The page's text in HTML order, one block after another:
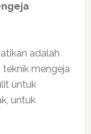
adalah
teknik mengeja
untuk
untuk